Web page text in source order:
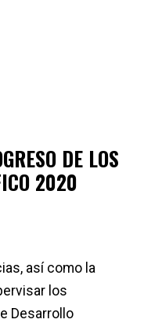
DE LOS
2020
así como la
los
Desarrollo